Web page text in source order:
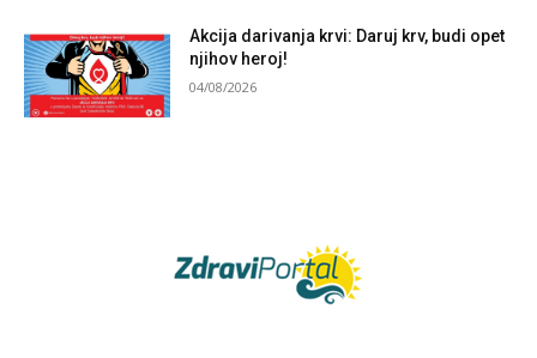
Akcija darivanja krvi: Daruj krv, budi opet
njihov heroj!
04/08/2026